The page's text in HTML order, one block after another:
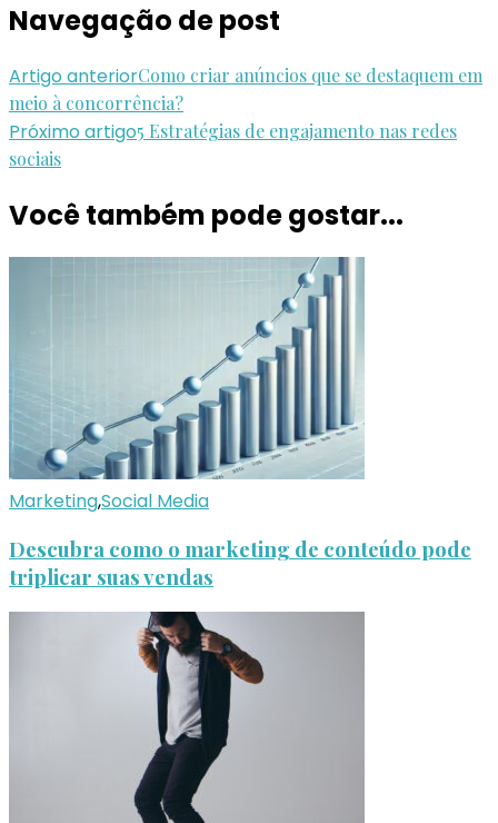
Navegação de post
Artigo anteriorComo criar anúncios que se destaquem em
meio à concorrência?
Próximo artigo5 Estratégias de engajamento nas redes
sociais
Você também pode gostar...
Marketing,Social Media
Descubra como o marketing de conteúdo pode
triplicar suas vendas